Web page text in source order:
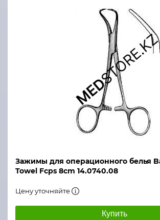
Зажимы для операционного белья
Towel Fcps 8cm 14.0740.08
Цену уточняйте
Купить